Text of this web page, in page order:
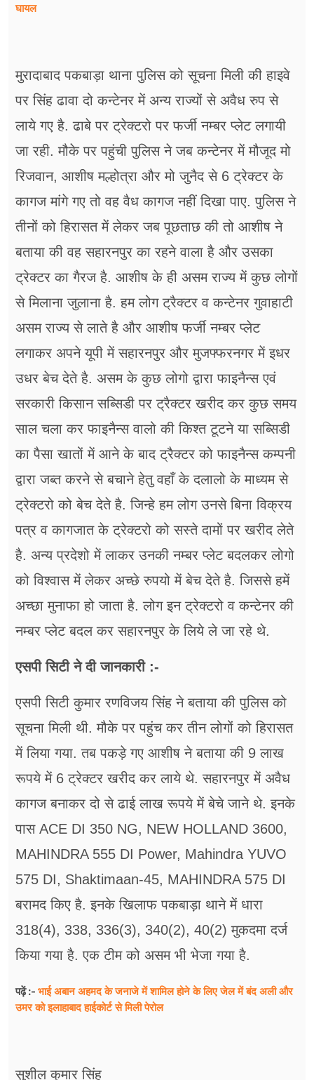
घायल
मुरादाबाद पकबाड़ा थाना पुलिस को सूचना मिली की हाइवे
पर सिंह ढावा दो कन्टेनर में अन्य राज्यों से अवैध रुप से
लाये गए है. ढाबे पर ट्रेक्टरो पर फर्जी नम्बर प्लेट लगायी
जा रही. मौके पर पहुंची पुलिस ने जब कन्टेनर में मौजूद मो
रिजवान, आशीष मल्होत्रा और मो जुनैद से 6 ट्रेक्टर के
कागज मांगे गए तो वह वैध कागज नहीं दिखा पाए. पुलिस ने
तीनों को हिरासत में लेकर जब पूछताछ की तो आशीष ने
बताया की वह सहारनपुर का रहने वाला है और उसका
ट्रेक्टर का गैरज है. आशीष के ही असम राज्य में कुछ लोगों
से मिलाना जुलाना है. हम लोग ट्रैक्टर व कन्टेनर गुवाहाटी
असम राज्य से लाते है और आशीष फर्जी नम्बर प्लेट
लगाकर अपने यूपी में सहारनपुर और मुजफ्फरनगर में इधर
उधर बेच देते है. असम के कुछ लोगो द्वारा फाइनैन्स एवं
सरकारी किसान सब्सिडी पर ट्रैक्टर खरीद कर कुछ समय
साल चला कर फाइनैन्स वालो की किश्त टूटने या सब्सिडी
का पैसा खातों में आने के बाद ट्रैक्टर को फाइनैन्स कम्पनी
द्वारा जब्त करने से बचाने हेतु वहाँ के दलालो के माध्यम से
ट्रेक्टरो को बेच देते है. जिन्हे हम लोग उनसे बिना विक्रय
पत्र व कागजात के ट्रेक्टरो को सस्ते दामों पर खरीद लेते
है. अन्य प्रदेशो में लाकर उनकी नम्बर प्लेट बदलकर लोगो
को विश्वास में लेकर अच्छे रुपयो में बेच देते है. जिससे हमें
अच्छा मुनाफा हो जाता है. लोग इन ट्रेक्टरो व कन्टेनर की
नम्बर प्लेट बदल कर सहारनपुर के लिये ले जा रहे थे.
एसपी सिटी ने दी जानकारी :-
एसपी सिटी कुमार रणविजय सिंह ने बताया की पुलिस को
सूचना मिली थी. मौके पर पहुंच कर तीन लोगों को हिरासत
में लिया गया. तब पकड़े गए आशीष ने बताया की 9 लाख
रूपये में 6 ट्रेक्टर खरीद कर लाये थे. सहारनपुर में अवैध
कागज बनाकर दो से ढाई लाख रूपये में बेचे जाने थे. इनके
पास ACE DI 350 NG, NEW HOLLAND 3600,
MAHINDRA 555 DI Power, Mahindra YUVO
575 DI, Shaktimaan-45, MAHINDRA 575 DI
बरामद किए है. इनके खिलाफ पकबाड़ा थाने में धारा
318(4), 338, 336(3), 340(2), 40(2) मुकदमा दर्ज
किया गया है. एक टीम को असम भी भेजा गया है.
पढ़ें :- भाई अबान अहमद के जनाजे में शामिल होने के लिए जेल में बंद अली और
उमर को इलाहाबाद हाईकोर्ट से मिली पेरोल
सुशील कुमार सिंह